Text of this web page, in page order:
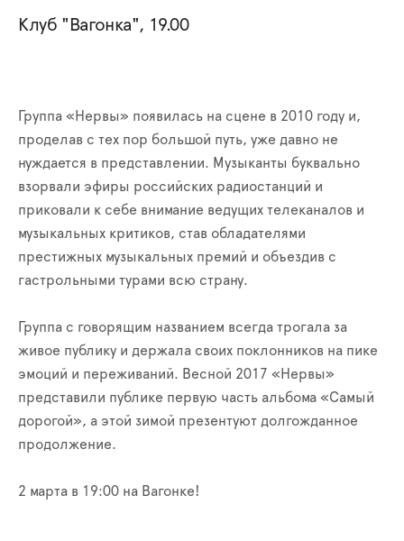
Клуб "Вагонка", 19.00
Группа «Нервы» появилась на сцене в 2010 году и,
проделав с тех пор большой путь, уже давно не
нуждается в представлении. Музыканты буквально
взорвали эфиры российских радиостанций и
приковали к себе внимание ведущих телеканалов и
музыкальных критиков, став обладателями
престижных музыкальных премий и объездив с
гастрольными турами всю страну.
Группа с говорящим названием всегда трогала за
живое публику и держала своих поклонников на пике
эмоций и переживаний. Весной 2017 «Нервы»
представили публике первую часть альбома «Самый
дорогой», а этой зимой презентуют долгожданное
продолжение.
2 марта в 19:00 на Вагонке!